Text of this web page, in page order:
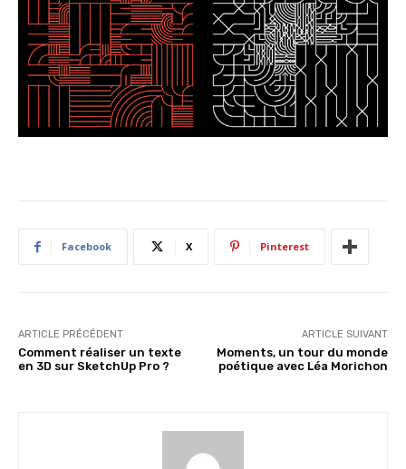
Facebook X Pinterest
ARTICLE PRÉCÉDENT
Comment réaliser un texte
en 3D sur SketchUp Pro ?
ARTICLE SUIVANT
Moments, un tour du monde
poétique avec Léa Morichon